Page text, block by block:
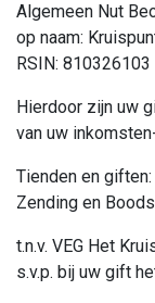
Algemeen Nut
op naam:
RSIN: 810326103
Hierdoor zijn uw
van uw
Tienden en
Zending en
t.n.v. VEG Het
s.v.p. bij uw gift